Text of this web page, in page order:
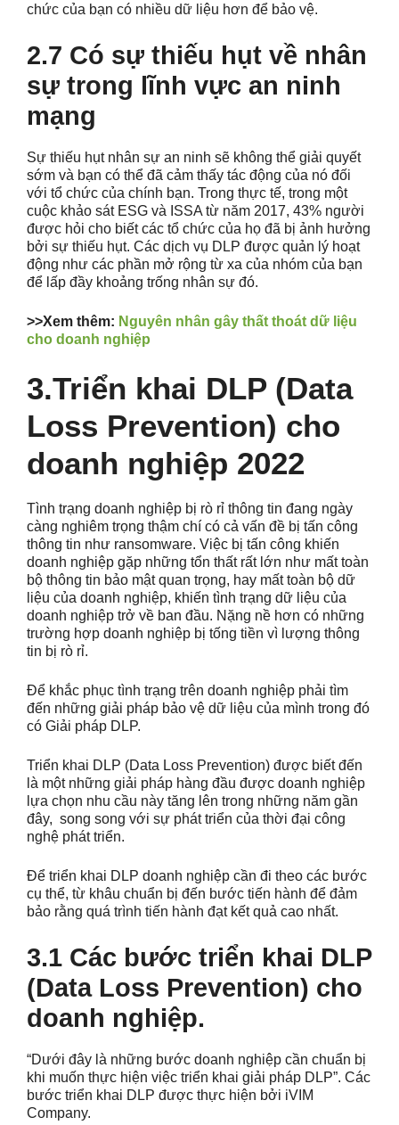
chức của bạn có nhiều dữ liệu hơn để bảo vệ.
2.7 Có sự thiếu hụt về nhân
sự trong lĩnh vực an ninh
mạng
Sự thiếu hụt nhân sự an ninh sẽ không thể giải quyết
sớm và bạn có thể đã cảm thấy tác động của nó đối
với tổ chức của chính bạn. Trong thực tế, trong một
cuộc khảo sát ESG và ISSA từ năm 2017, 43% người
được hỏi cho biết các tổ chức của họ đã bị ảnh hưởng
bởi sự thiếu hụt. Các dịch vụ DLP được quản lý hoạt
động như các phần mở rộng từ xa của nhóm của bạn
để lấp đầy khoảng trống nhân sự đó.
>>Xem thêm: Nguyên nhân gây thất thoát dữ liệu
cho doanh nghiệp
3.Triển khai DLP (Data
Loss Prevention) cho
doanh nghiệp 2022
Tình trạng doanh nghiệp bị rò rỉ thông tin đang ngày
càng nghiêm trọng thậm chí có cả vấn đề bị tấn công
thông tin như ransomware. Việc bị tấn công khiến
doanh nghiệp gặp những tổn thất rất lớn như mất toàn
bộ thông tin bảo mật quan trọng, hay mất toàn bộ dữ
liệu của doanh nghiệp, khiến tình trạng dữ liệu của
doanh nghiệp trở về ban đầu. Nặng nề hơn có những
trường hợp doanh nghiệp bị tống tiền vì lượng thông
tin bị rò rỉ.
Để khắc phục tình trạng trên doanh nghiệp phải tìm
đến những giải pháp bảo vệ dữ liệu của mình trong đó
có Giải pháp DLP.
Triển khai DLP (Data Loss Prevention) được biết đến
là một những giải pháp hàng đầu được doanh nghiệp
lựa chọn nhu cầu này tăng lên trong những năm gần
đây, song song với sự phát triển của thời đại công
nghệ phát triển.
Để triển khai DLP doanh nghiệp cần đi theo các bước
cụ thể, từ khâu chuẩn bị đến bước tiến hành để đảm
bảo rằng quá trình tiến hành đạt kết quả cao nhất.
3.1 Các bước triển khai DLP
(Data Loss Prevention) cho
doanh nghiệp.
“Dưới đây là những bước doanh nghiệp cần chuẩn bị
khi muốn thực hiện việc triển khai giải pháp DLP”. Các
bước triển khai DLP được thực hiện bởi iVIM
Company.